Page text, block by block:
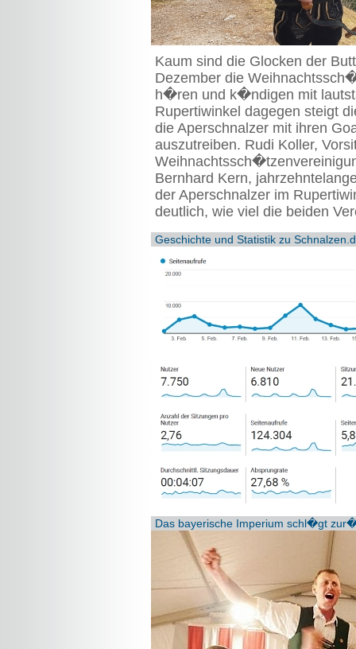
Kaum sind die Glocken der
Dezember die
h�ren und k�ndigen mit
Rupertiwinkel dagegen steigt
die Aperschnalzer mit ihren
auszutreiben. Rudi Koller,
Bernhard Kern,
der Aperschnalzer im
deutlich, wie viel die beiden
Geschichte und Statistik zu
Das bayerische Imperium schl�gt